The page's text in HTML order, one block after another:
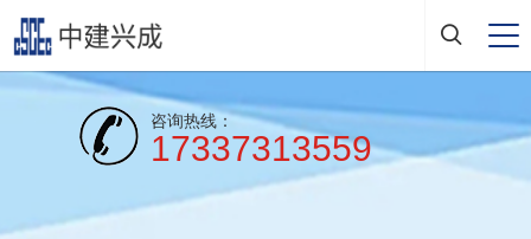
咨询热线：
17337313559